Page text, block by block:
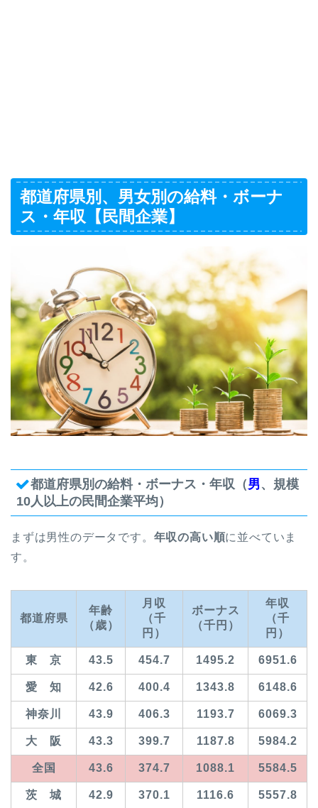
都道府県別、男女別の給料・ボーナ
ス・年収【民間企業】
都道府県別の給料・ボーナス・年収（男、規模
10人以上の民間企業平均）
まずは男性のデータです。 年収の高い順に並べていま
す。
都道府県
年齢
（歳）
月収
（千
円）
ボーナス
（千円）
年収
（千
円）
東 京 43.5 454.7 1495.2 6951.6
愛 知 42.6 400.4 1343.8 6148.6
神奈川 43.9 406.3 1193.7 6069.3
大 阪 43.3 399.7 1187.8 5984.2
全国 43.6 374.7 1088.1 5584.5
茨 城 42.9 370.1 1116.6 5557.8